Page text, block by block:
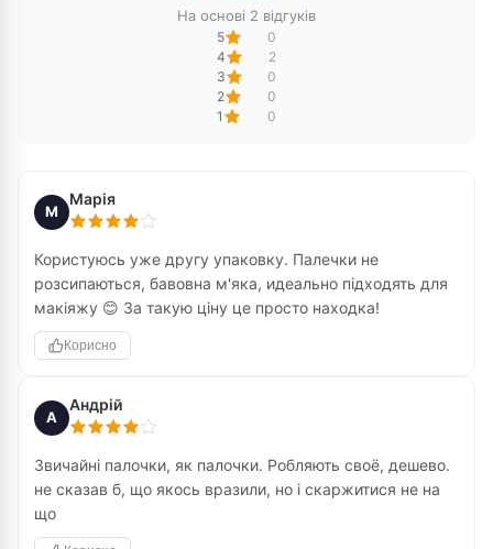
На основі 2 відгуків
5
0
4
2
3
0
2
0
1
0
М
Марія
Користуюсь уже другу упаковку. Палечки не
розсипаються, бавовна м'яка, идеально підходять для
макіяжу 😊 За такую ціну це просто находка!
Корисно
А
Андрій
Звичайні палочки, як палочки. Робляють своё, дешево.
не сказав б, що якось вразили, но і скаржитися не на
що